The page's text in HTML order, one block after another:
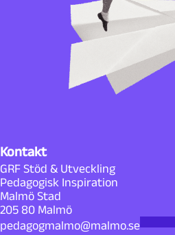
Kontakt
GRF Stöd & Utveckling
Pedagogisk Inspiration
Malmö Stad
205 80 Malmö
pedagogmalmo@malmo.se